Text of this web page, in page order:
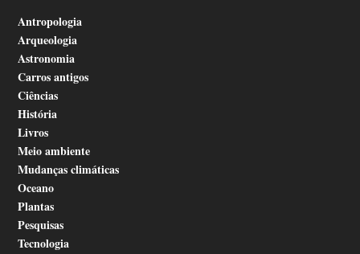
Antropologia
Arqueologia
Astronomia
Carros antigos
Ciências
História
Livros
Meio ambiente
Mudanças climáticas
Oceano
Plantas
Pesquisas
Tecnologia